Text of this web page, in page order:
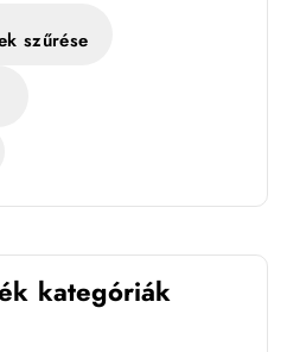
szűrése
kategóriák